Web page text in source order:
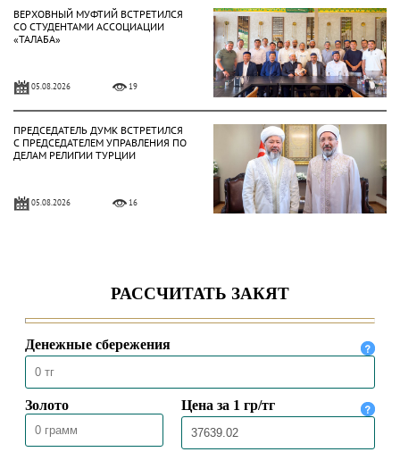
ВЕРХОВНЫЙ МУФТИЙ ВСТРЕТИЛСЯ
СО СТУДЕНТАМИ АССОЦИАЦИИ
«ТАЛАБА»
05.08.2026 19
ПРЕДСЕДАТЕЛЬ ДУМК ВСТРЕТИЛСЯ
С ПРЕДСЕДАТЕЛЕМ УПРАВЛЕНИЯ ПО
ДЕЛАМ РЕЛИГИИ ТУРЦИИ
05.08.2026 16
04.08.2026 57
ПРЕДСЕДАТЕЛЬ ДУМК ВЫСТУПИЛ С
ПЯТНИЧНОЙ ПРОПОВЕДЬЮ В
МЕЧЕТИ «НҰРСҰЛТАН»
31.07.2026